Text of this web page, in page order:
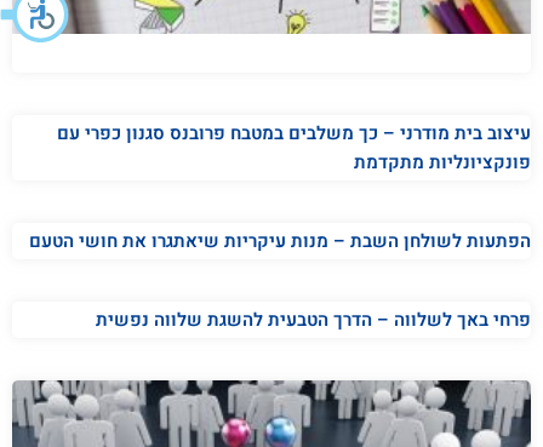
עיצוב בית מודרני – כך משלבים במטבח פרובנס סגנון כפרי עם
פונקציונליות מתקדמת
הפתעות לשולחן השבת – מנות עיקריות שיאתגרו את חושי הטעם
פרחי באך לשלווה – הדרך הטבעית להשגת שלווה נפשית